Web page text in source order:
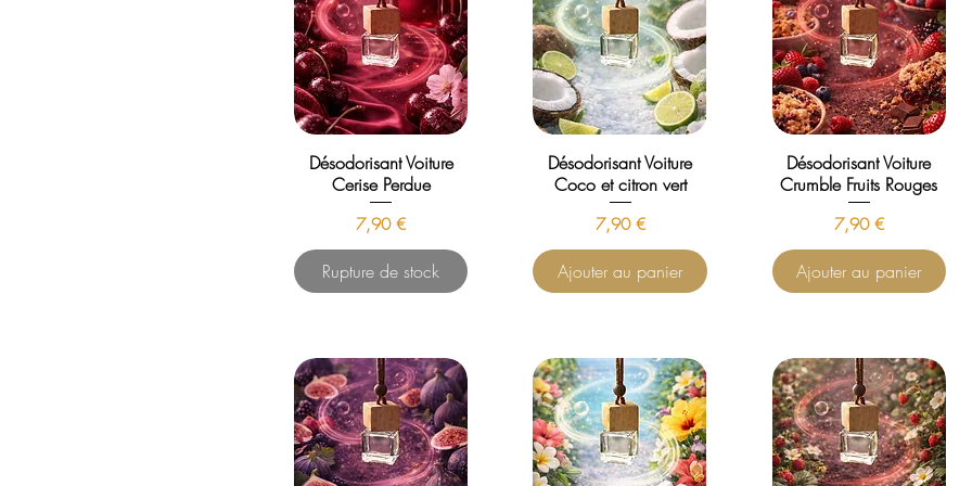
Désodorisant Voiture
Cerise Perdue
Prix
7,90 €
Rupture de stock
Désodorisant Voiture
Coco et citron vert
Prix
7,90 €
Ajouter au panier
Désodorisant Voiture
Crumble Fruits Rouges
Prix
7,90 €
Ajouter au panier